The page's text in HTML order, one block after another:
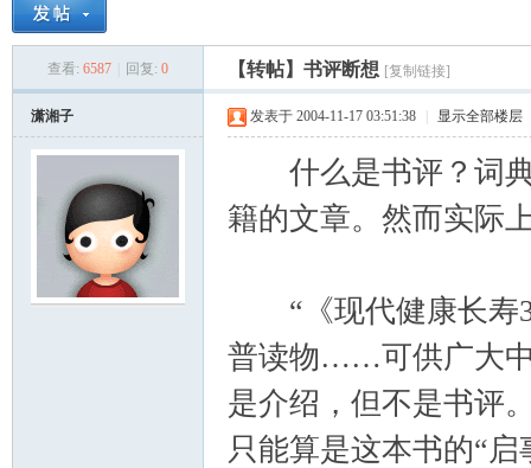
› ›
查看: 6587 回复: 0 【转帖】书评断想 [复制链接]
潇湘子 发表于 2004-11-17 03:51:38 显示全部楼层
什么是书评？词典
籍的文章。然而实际
“《现代健康长寿
普读物……可供广大
是介绍，但不是书评
只能算是这本书的“启